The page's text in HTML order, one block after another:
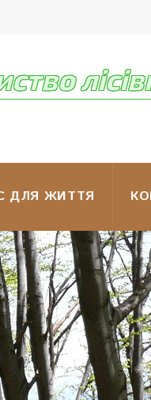
ДЛЯ ЖИТТЯ